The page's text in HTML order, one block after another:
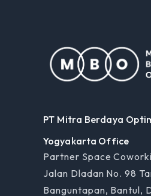
PT Mitra Berdaya
Yogyakarta Office
Partner Space
Jalan Dladan No. 98
Banguntapan, Bantul,